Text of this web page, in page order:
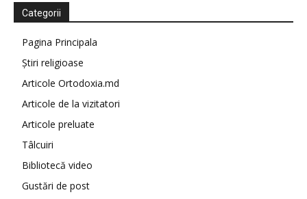
Categorii
Pagina Principala
Știri religioase
Articole Ortodoxia.md
Articole de la vizitatori
Articole preluate
Tâlcuiri
Bibliotecă video
Gustări de post